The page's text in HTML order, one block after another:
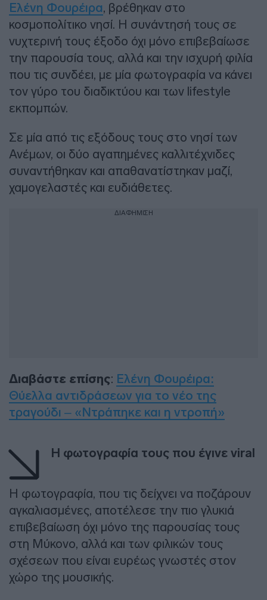
Ελένη Φουρέιρα, βρέθηκαν στο
κοσμοπολίτικο νησί. Η συνάντησή τους σε
νυχτερινή τους έξοδο όχι μόνο επιβεβαίωσε
την παρουσία τους, αλλά και την ισχυρή φιλία
που τις συνδέει, με μία φωτογραφία να κάνει
τον γύρο του διαδικτύου και των lifestyle
εκπομπών.
Σε μία από τις εξόδους τους στο νησί των
Ανέμων, οι δύο αγαπημένες καλλιτέχνιδες
συναντήθηκαν και απαθανατίστηκαν μαζί,
χαμογελαστές και ευδιάθετες.
ΔΙΑΦΗΜΙΣΗ
Διαβάστε επίσης: Ελένη Φουρέιρα:
Θύελλα αντιδράσεων για το νέο της
τραγούδι – «Ντράπηκε και η ντροπή»
Η φωτογραφία τους που έγινε viral
Η φωτογραφία, που τις δείχνει να ποζάρουν
αγκαλιασμένες, αποτέλεσε την πιο γλυκιά
επιβεβαίωση όχι μόνο της παρουσίας τους
στη Μύκονο, αλλά και των φιλικών τους
σχέσεων που είναι ευρέως γνωστές στον
χώρο της μουσικής.